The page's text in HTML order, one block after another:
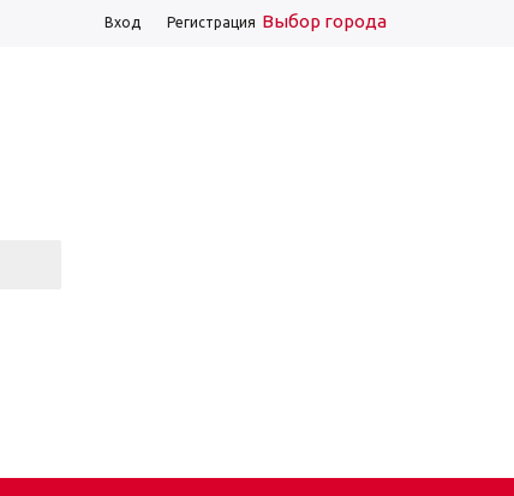
Выбор города
Вход Регистрация